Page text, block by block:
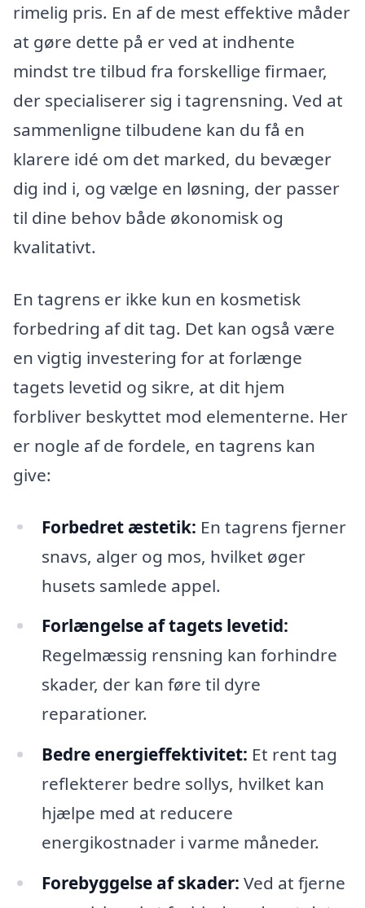
rimelig pris. En af de mest effektive måder
at gøre dette på er ved at indhente
mindst tre tilbud fra forskellige firmaer,
der specialiserer sig i tagrensning. Ved at
sammenligne tilbudene kan du få en
klarere idé om det marked, du bevæger
dig ind i, og vælge en løsning, der passer
til dine behov både økonomisk og
kvalitativt.
En tagrens er ikke kun en kosmetisk
forbedring af dit tag. Det kan også være
en vigtig investering for at forlænge
tagets levetid og sikre, at dit hjem
forbliver beskyttet mod elementerne. Her
er nogle af de fordele, en tagrens kan
give:
Forbedret æstetik: En tagrens fjerner
snavs, alger og mos, hvilket øger
husets samlede appel.
Forlængelse af tagets levetid:
Regelmæssig rensning kan forhindre
skader, der kan føre til dyre
reparationer.
Bedre energieffektivitet: Et rent tag
reflekterer bedre sollys, hvilket kan
hjælpe med at reducere
energikostnader i varme måneder.
Forebyggelse af skader: Ved at fjerne